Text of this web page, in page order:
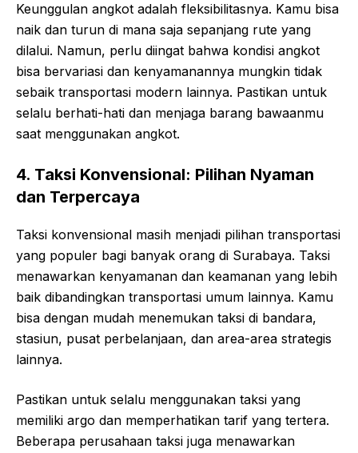
Keunggulan angkot adalah fleksibilitasnya. Kamu bisa
naik dan turun di mana saja sepanjang rute yang
dilalui. Namun, perlu diingat bahwa kondisi angkot
bisa bervariasi dan kenyamanannya mungkin tidak
sebaik transportasi modern lainnya. Pastikan untuk
selalu berhati-hati dan menjaga barang bawaanmu
saat menggunakan angkot.
4. Taksi Konvensional: Pilihan Nyaman
dan Terpercaya
Taksi konvensional masih menjadi pilihan transportasi
yang populer bagi banyak orang di Surabaya. Taksi
menawarkan kenyamanan dan keamanan yang lebih
baik dibandingkan transportasi umum lainnya. Kamu
bisa dengan mudah menemukan taksi di bandara,
stasiun, pusat perbelanjaan, dan area-area strategis
lainnya.
Pastikan untuk selalu menggunakan taksi yang
memiliki argo dan memperhatikan tarif yang tertera.
Beberapa perusahaan taksi juga menawarkan